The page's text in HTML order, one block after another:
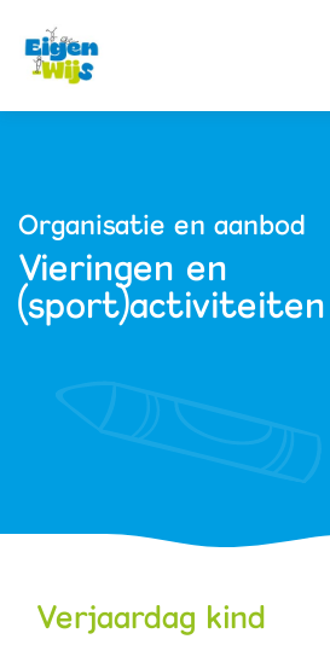
Alles over ons
Actueel
Alles bij de hand
Organisatie en aanbod
Vieringen en
(sport)activiteiten
Verjaardag kind